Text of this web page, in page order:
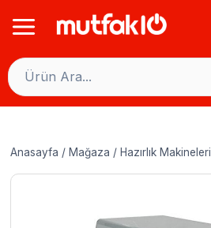
Anasayfa / Mağaza / Hazırlık Makineleri